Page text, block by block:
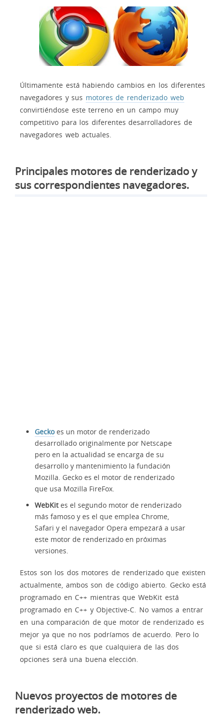
Últimamente está habiendo cambios en los diferentes
navegadores y sus motores de renderizado web
convirtiéndose este terreno en un campo muy
competitivo para los diferentes desarrolladores de
navegadores web actuales.
Principales motores de renderizado y
sus correspondientes navegadores.
Geckoes un motor de renderizado
desarrollado originalmente por Netscape
pero en la actualidad se encarga de su
desarrollo y mantenimiento la fundación
Mozilla. Gecko es el motor de renderizado
que usa Mozilla FireFox.
WebKites el segundo motor de renderizado
más famoso y es el que emplea Chrome,
Safari y el navegador Opera empezará a usar
este motor de renderizado en próximas
versiones.
Estos son los dos motores de renderizado que existen
actualmente, ambos son de código abierto. Gecko está
programado en C++ mientras que WebKit está
programado en C++ y Objective-C. No vamos a entrar
en una comparación de que motor de renderizado es
mejor ya que no nos podríamos de acuerdo. Pero lo
que si está claro es que cualquiera de las dos
opciones será una buena elección.
Nuevos proyectos de motores de
renderizado web.